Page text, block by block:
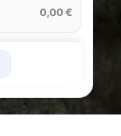
0,00 €